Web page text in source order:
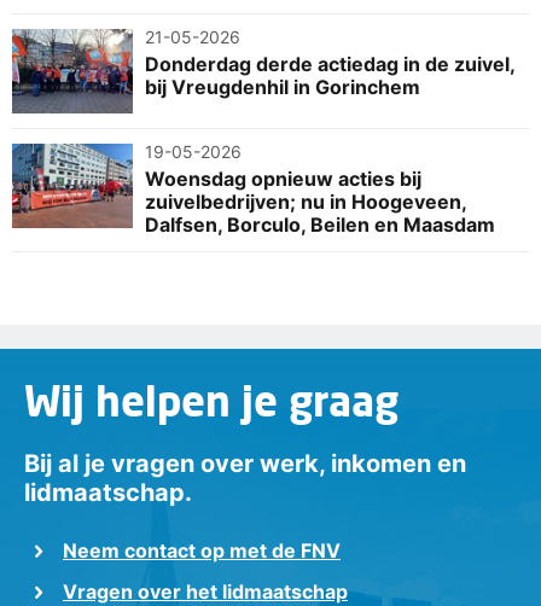
21-05-2026
Donderdag derde actiedag in de zuivel,
bij Vreugdenhil in Gorinchem
19-05-2026
Woensdag opnieuw acties bij
zuivelbedrijven; nu in Hoogeveen,
Dalfsen, Borculo, Beilen en Maasdam
Wij helpen je graag
Bij al je vragen over werk, inkomen en
lidmaatschap.
Neem contact op met de FNV
Vragen over het lidmaatschap